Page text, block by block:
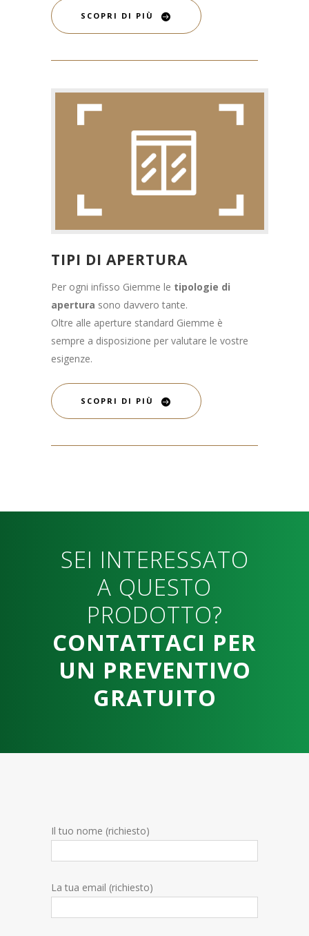
SCOPRI DI PIÙ
TIPI DI APERTURA
Per ogni infisso Giemme le tipologie di
apertura sono davvero tante.
Oltre alle aperture standard Giemme è
sempre a disposizione per valutare le vostre
esigenze.
SCOPRI DI PIÙ
SEI INTERESSATO
A QUESTO
PRODOTTO?
CONTATTACI PER
UN PREVENTIVO
GRATUITO
Il tuo nome (richiesto)
La tua email (richiesto)